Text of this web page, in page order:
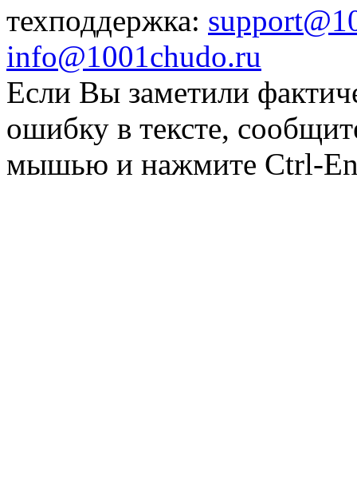
техподдержка:
info@1001chudo.ru
Если Вы заметили
ошибку в тексте,
мышью и нажмите Ctrl-